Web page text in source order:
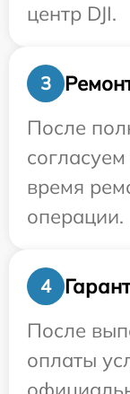
центр DJI.
3
После
время
операции.
4
После
оплаты